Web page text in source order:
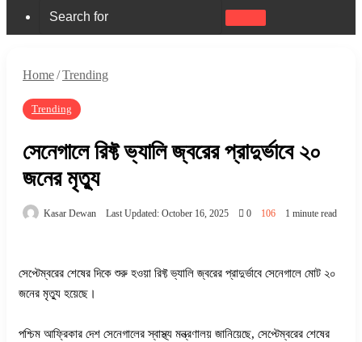
Search
Home/Trending
Trending
সেনেগালে রিফ্ট ভ্যালি জ্বরের প্রাদুর্ভাবে ২০
জনের মৃত্যু
Kasar Dewan Last Updated: October 16, 2025 0 106 1 minute read
সেপ্টেম্বরের শেষের দিকে শুরু হওয়া রিফ্ট ভ্যালি জ্বরের প্রাদুর্ভাবে সেনেগালে মোট ২০
জনের মৃত্যু হয়েছে।
পশ্চিম আফ্রিকার দেশ সেনেগালের স্বাস্থ্য মন্ত্রণালয় জানিয়েছে, সেপ্টেম্বরের শেষের